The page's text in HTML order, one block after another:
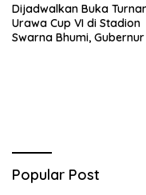
Dijadwalkan Buka
Urawa Cup VI di Stadion
Swarna Bhumi, Gubernur
Popular Post